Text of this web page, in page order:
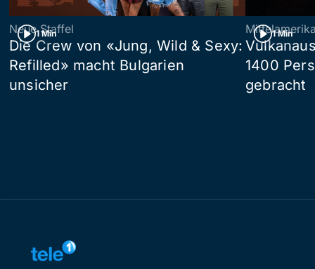
1 Min
Neue Staffel
Die Crew von «Jung, Wild & Sexy:
Refilled» macht Bulgarien
unsicher
1 Min
1400
gebracht